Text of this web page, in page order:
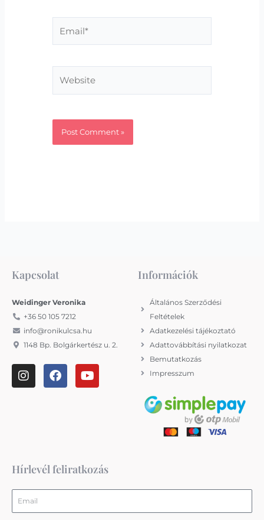
Kapcsolat
Weidinger Veronika
+36 50 105 7212
info@ronikulcsa.hu
1148 Bp. Bolgárkertész u. 2.
I
n
m
F
a
Y
o
Információk
Általános Szerződési
Feltételek
Adatkezelési tájékoztató
Adattovábbítási nyilatkozat
Bemutatkozás
Impresszum
Hírlevél feliratkozás